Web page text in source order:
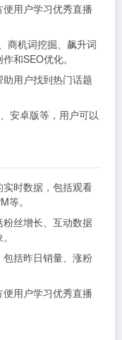
便用户学习优秀直播
商机词挖掘、飙升词
和SEO优化。
助用户找到热门话题
安卓版等，用户可以
实时数据，包括观看
等。
粉丝增长、互动数据
包括昨日销量、涨粉
便用户学习优秀直播